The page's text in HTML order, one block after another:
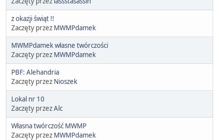
z okazji świąt !!
Zaczęty przez MWMPdamek
MWMPdamek własne twórczości
Zaczęty przez MWMPdamek
PBF: Alehandria
Zaczęty przez Nioszek
Lokal nr 10
Zaczęty przezAlc
Własna twórczość MWMP
Zaczęty przez MWMPdamek